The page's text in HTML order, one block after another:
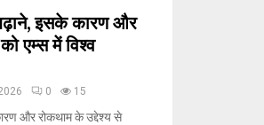
इसके कारण और
एम्स में विश्व
0 15
और रोकथाम के उद्देश्य से